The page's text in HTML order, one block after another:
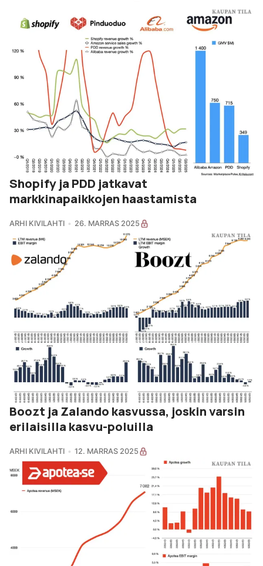
Shopify ja PDD jatkavat
markkinapaikkojen haastamista
ARHI KIVILAHTI 26. MARRAS 2025
Boozt ja Zalando kasvussa, joskin varsin
erilaisilla kasvu-poluilla
ARHI KIVILAHTI 12. MARRAS 2025